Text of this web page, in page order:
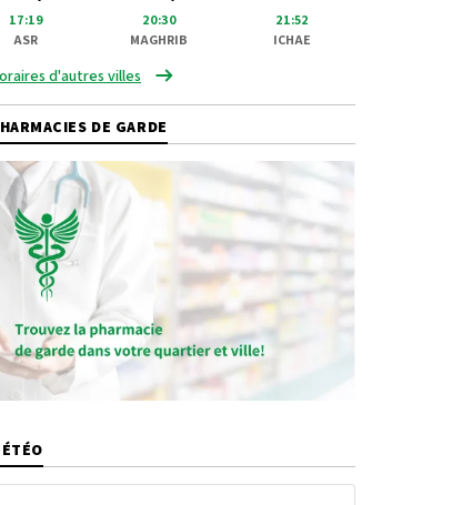
17:19
ASR
20:30
MAGHRIB
21:52
ICHAE
d'autres villes
DE GARDE